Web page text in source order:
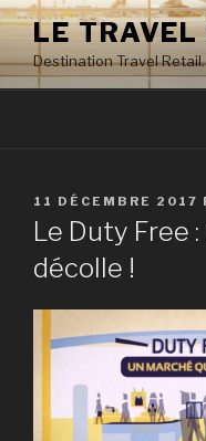
Aller
contenu
principal
LE
Destination Travel Retail.
PUBLIÉ
LE
11 DÉCEMBRE 2017
Le Duty Free
décolle !